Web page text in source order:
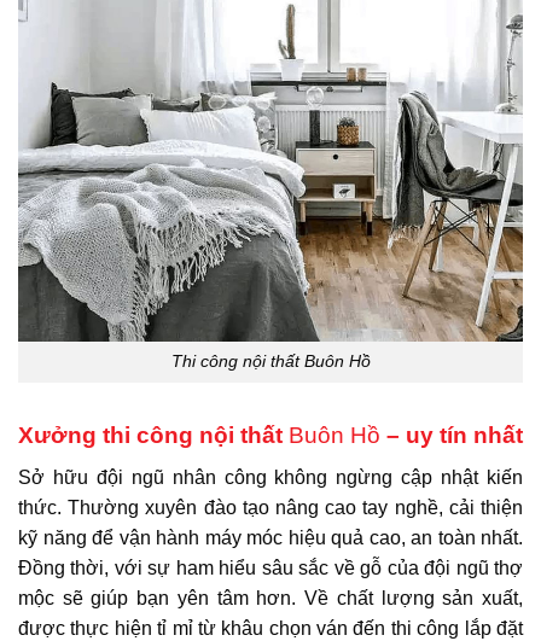
Thi công nội thấtBuôn Hồ
Xưởng thi công nội thất Buôn Hồ – uy tín nhất
Sở hữu đội ngũ nhân công không ngừng cập nhật kiến
thức. Thường xuyên đào tạo nâng cao tay nghề, cải thiện
kỹ năng để vận hành máy móc hiệu quả cao, an toàn nhất.
Đồng thời, với sự ham hiểu sâu sắc về gỗ của đội ngũ thợ
mộc sẽ giúp bạn yên tâm hơn. Về chất lượng sản xuất,
được thực hiện tỉ mỉ từ khâu chọn ván đến thi công lắp đặt